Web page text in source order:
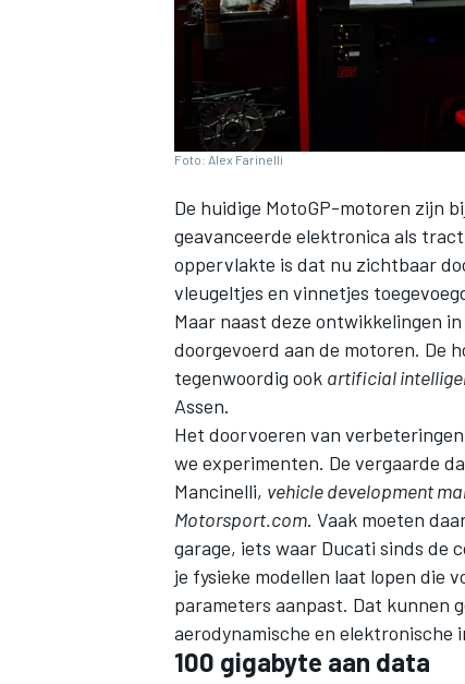
WEC
Foto: Alex Farinelli
De huidige MotoGP-motoren zijn
geavanceerde elektronica als
oppervlakte is dat nu zichtbaar
vleugeltjes en vinnetjes
Maar naast deze ontwikkelingen
doorgevoerd aan de motoren. De
tegenwoordig ook artificial
Assen.
Het doorvoeren van
we experimenten. De vergaarde
Mancinelli, vehicle development
Motorsport.com. Vaak moeten
garage, iets waar Ducati sinds de
je fysieke modellen laat lopen die
parameters aanpast. Dat kunnen
aerodynamische en elektronische
100 gigabyte aan data